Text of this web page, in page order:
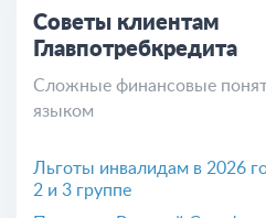
Советы клиентам
Главпотребкредита
Сложные финансовые
языком
Льготы инвалидам в 2026
2 и 3 группе